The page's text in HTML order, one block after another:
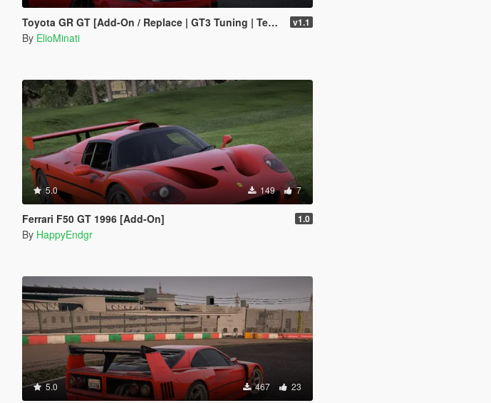
Toyota GR GT [Add-On / Replace | GT3 Tuning | Template | LODS] v1.1
By ElioMinati
5.0 149 7
Ferrari F50 GT 1996 [Add-On] 1.0
By HappyEndgr
5.0 467 23